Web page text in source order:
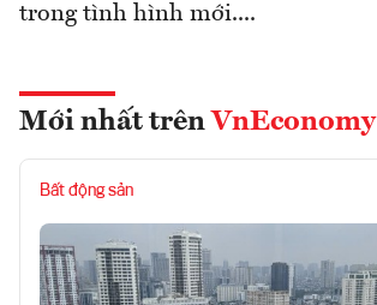
trong tình hình mới....
Mới nhất trên VnEconomy
Bất động sản